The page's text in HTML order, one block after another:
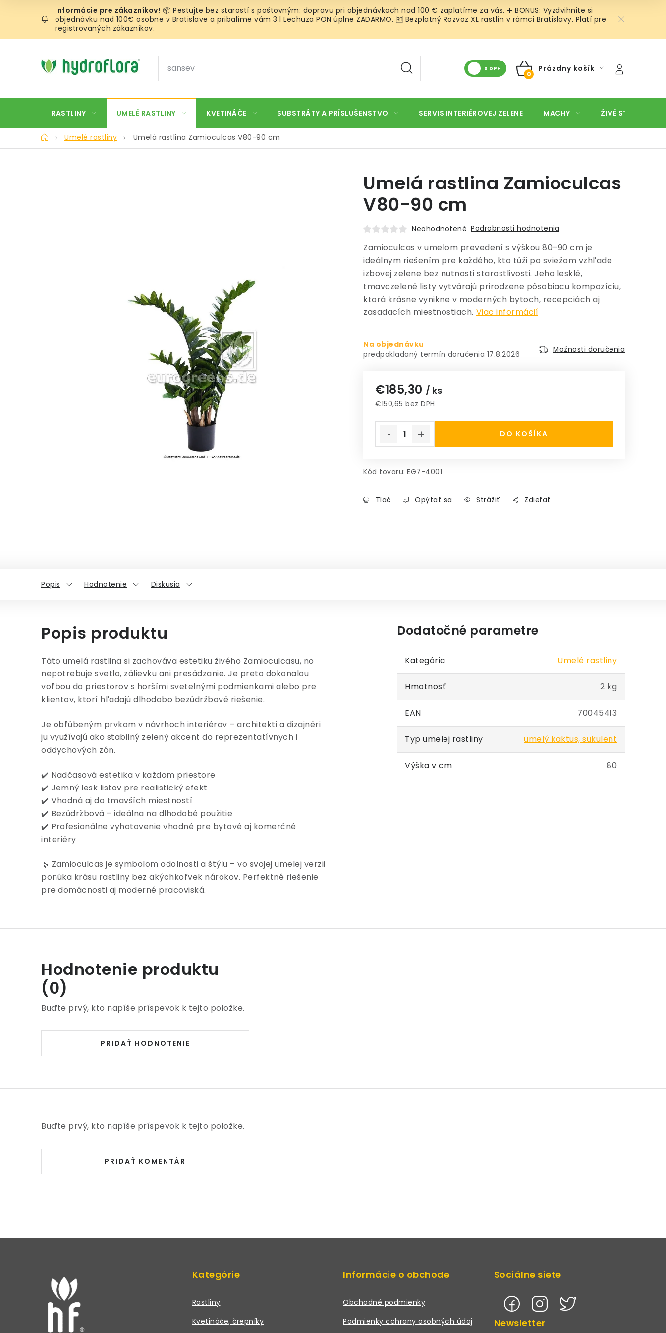
📦 Pestujte bez starostí s poštovným: dopravu pri objednávkach nad 100 € zaplatíme za vás. ➕ BONUS: Vyzdvihnite si
objednávku nad 100€ osobne v Bratislave a pribalíme vám 3 l Lechuza PON úplne ZADARMO. 🆓 Bezplatný Rozvoz XL rastlín v rámci Bratislavy. Platí pre
registrovaných zákazníkov.
S DPH
NÁKUPNÝ
Prázdny košík
RASTLINY UMELÉ RASTLINY KVETINÁČE SUBSTRÁTY A PRÍSLUŠENSTVO SERVIS INTERIÉROVEJ ZELENE MACHY ŽIVÉ STENY
DomovUmelé rastliny Umelá rastlina Zamioculcas V80-90 cm
Umelá rastlina Zamioculcas
V80-90 cm
Neohodnotené Podrobnosti hodnotenia
Zamioculcas v umelom prevedení s výškou 80–90 cm je
ideálnym riešením pre každého, kto túži po sviežom vzhľade
izbovej zelene bez nutnosti starostlivosti. Jeho lesklé,
tmavozelené listy vytvárajú prirodzene pôsobiacu kompozíciu,
ktorá krásne vynikne v moderných bytoch, recepciách aj
zasadacích miestnostiach. Viac informácií
Na objednávku
17.8.2026
Možnosti doručenia
€185,30 / ks
€150,65 bez DPH
DO KOŠÍKA
Kód tovaru: EG7-4001
Tlač Opýtať sa Strážiť Zdieľať
Popis Hodnotenie Diskusia
Popis produktu
Táto umelá rastlina si zachováva estetiku živého Zamioculcasu, no
nepotrebuje svetlo, zálievku ani presádzanie. Je preto dokonalou
voľbou do priestorov s horšími svetelnými podmienkami alebo pre
klientov, ktorí hľadajú dlhodobo bezúdržbové riešenie.
Je obľúbeným prvkom v návrhoch interiérov – architekti a dizajnéri
ju využívajú ako stabilný zelený akcent do reprezentatívnych i
oddychových zón.
✔️ Nadčasová estetika v každom priestore
✔️ Jemný lesk listov pre realistický efekt
✔️ Vhodná aj do tmavších miestností
✔️ Bezúdržbová – ideálna na dlhodobé použitie
✔️ Profesionálne vyhotovenie vhodné pre bytové aj komerčné
interiéry
🌿 Zamioculcas je symbolom odolnosti a štýlu – vo svojej umelej verzii
ponúka krásu rastliny bez akýchkoľvek nárokov. Perfektné riešenie
pre domácnosti aj moderné pracoviská.
Dodatočné parametre
Kategória Umelé rastliny
Hmotnosť 2 kg
EAN 70045413
Typ umelej rastliny umelý kaktus, sukulent
Výška v cm 80
Hodnotenie produktu
(0)
Buďte prvý, kto napíše príspevok k tejto položke.
PRIDAŤ HODNOTENIE
Buďte prvý, kto napíše príspevok k tejto položke.
PRIDAŤ KOMENTÁR
Kategórie
Rastliny
Kvetináče, črepníky
Informácie o obchode
Obchodné podmienky
Podmienky ochrany osobných údaj
Sociálne siete
Newsletter